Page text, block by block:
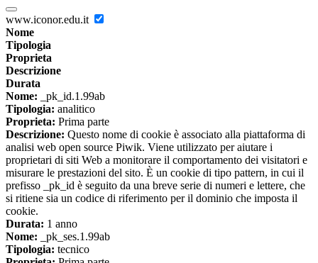
www.iconor.edu.it
Nome
Tipologia
Proprieta
Descrizione
Durata
Nome: _pk_id.1.99ab
Tipologia: analitico
Proprieta: Prima parte
Descrizione: Questo nome di cookie è associato alla piattaforma di
analisi web open source Piwik. Viene utilizzato per aiutare i
proprietari di siti Web a monitorare il comportamento dei visitatori e
misurare le prestazioni del sito. È un cookie di tipo pattern, in cui il
prefisso _pk_id è seguito da una breve serie di numeri e lettere, che
si ritiene sia un codice di riferimento per il dominio che imposta il
cookie.
Durata: 1 anno
Nome: _pk_ses.1.99ab
Tipologia: tecnico